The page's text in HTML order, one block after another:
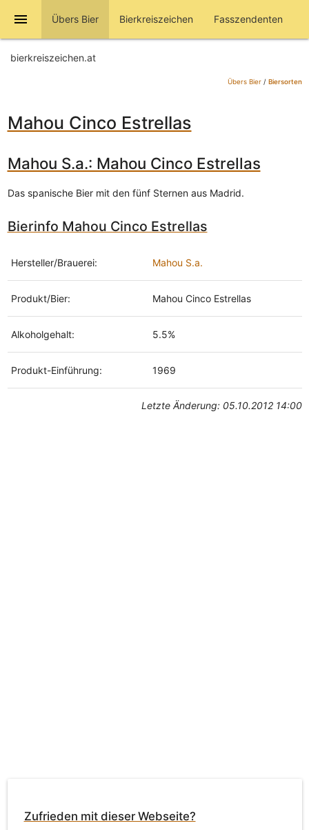
menu Übers Bier Bierkreiszeichen Fasszendenten
bierkreiszeichen.at
Übers Bier/ Biersorten
Mahou Cinco Estrellas
Mahou S.a.: Mahou Cinco Estrellas
Das spanische Bier mit den fünf Sternen aus Madrid.
Bierinfo Mahou Cinco Estrellas
Hersteller/Brauerei: Mahou S.a.
Produkt/Bier: Mahou Cinco Estrellas
Alkoholgehalt: 5.5%
Produkt-Einführung: 1969
Letzte Änderung: 05.10.2012 14:00
Zufrieden mit dieser Webseite?